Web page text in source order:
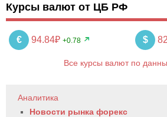
Курсы валют от ЦБ РФ
€ 94.84₽ +0.78 $
Все курсы валют по
Аналитика
Новости рынка форекс